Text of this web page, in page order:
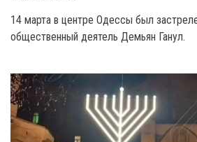
14 марта в центре Одессы был
общественный деятель Демьян Ганул.